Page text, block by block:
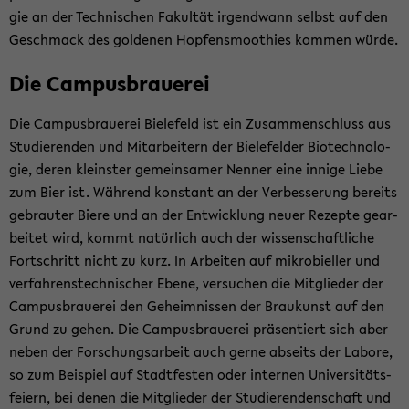
gie an der Tech­ni­schen Fa­kul­tät ir­gend­wann selbst auf den
Ge­schmack des gol­de­nen Hop­fens­moo­t­hies kom­men würde.
Die Cam­pus­braue­rei
Die Cam­pus­braue­rei Bie­le­feld ist ein Zu­sam­men­schluss aus
Stu­die­ren­den und Mit­ar­bei­tern der Bie­le­fel­der Bio­tech­no­lo­
gie, deren kleins­ter ge­mein­sa­mer Nen­ner eine in­ni­ge Liebe
zum Bier ist. Wäh­rend kon­stant an der Ver­bes­se­rung be­reits
ge­brau­ter Biere und an der Ent­wick­lung neuer Re­zep­te ge­ar­
bei­tet wird, kommt na­tür­lich auch der wis­sen­schaft­li­che
Fort­schritt nicht zu kurz. In Ar­bei­ten auf mi­kro­biel­ler und
ver­fah­rens­tech­ni­scher Ebene, ver­su­chen die Mit­glie­der der
Cam­pus­braue­rei den Ge­heim­nis­sen der Brau­kunst auf den
Grund zu gehen. Die Cam­pus­braue­rei prä­sen­tiert sich aber
neben der For­schungs­ar­beit auch gerne ab­seits der La­bo­re,
so zum Bei­spiel auf Stadt­fes­ten oder in­ter­nen Uni­ver­si­täts­
fei­ern, bei denen die Mit­glie­der der Stu­die­ren­den­schaft und